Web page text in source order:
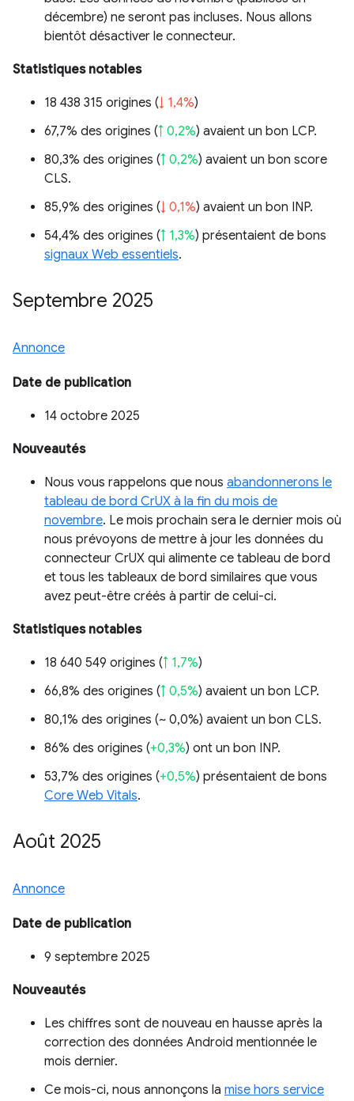
décembre) ne seront pas incluses. Nous allons
bientôt désactiver le connecteur.
Statistiques notables
18 438 315 origines (↓ 1,4%)
67,7% des origines (↑ 0,2%) avaient un bon LCP.
80,3% des origines (↑ 0,2%) avaient un bon score
CLS.
85,9% des origines (↓ 0,1%) avaient un bon INP.
54,4% des origines (↑ 1,3%) présentaient de bons
signaux Web essentiels.
Septembre 2025
Annonce
Date de publication
14 octobre 2025
Nouveautés
Nous vous rappelons que nous abandonnerons le
tableau de bord CrUX à la fin du mois de
novembre. Le mois prochain sera le dernier mois où
nous prévoyons de mettre à jour les données du
connecteur CrUX qui alimente ce tableau de bord
et tous les tableaux de bord similaires que vous
avez peut-être créés à partir de celui-ci.
Statistiques notables
18 640 549 origines (↑ 1,7%)
66,8% des origines (↑ 0,5%) avaient un bon LCP.
80,1% des origines (~ 0,0%) avaient un bon CLS.
86% des origines (+0,3%) ont un bon INP.
53,7% des origines (+0,5%) présentaient de bons
Core Web Vitals.
Août 2025
Annonce
Date de publication
9 septembre 2025
Nouveautés
Les chiffres sont de nouveau en hausse après la
correction des données Android mentionnée le
mois dernier.
Ce mois-ci, nous annonçons la mise hors service